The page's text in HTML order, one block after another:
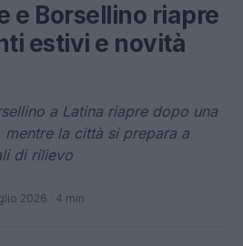
e Borsellino riapre
estivi e novità
a Latina riapre dopo una
la città si prepara a
di rilievo
2026 · 4 min